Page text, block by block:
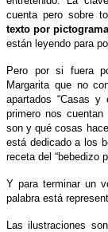
cuenta pero sobre
texto por
están leyendo para
Pero por si fuera
Margarita que no
apartados “Casas y
primero nos
son y qué cosas
está dedicado a los
receta del “bebedizo
Y para terminar un
palabra está
Las ilustraciones